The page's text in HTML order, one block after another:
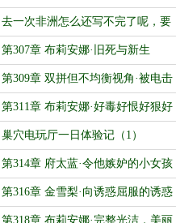
去一次非洲怎么还写不完了呢，要
不今天就算是最后一篇吧
第307章 布莉安娜·旧死与新生
第309章 双拼但不均衡视角·被电击
倒的人
第311章 布莉安娜·好毒好恨好狠好
痛好爽快
巢穴电玩厅一日体验记（1）
第314章 府太蓝·令他嫉妒的小女孩
第316章 金雪梨·向诱惑屈服的诱惑
第318章 布莉安娜·完整光洁，美丽